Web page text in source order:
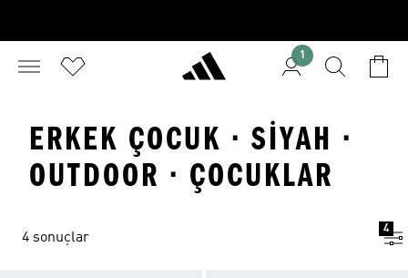
1
ERKEK ÇOCUK · SIYAH ·
OUTDOOR · ÇOCUKLAR
4 sonuçlar
4